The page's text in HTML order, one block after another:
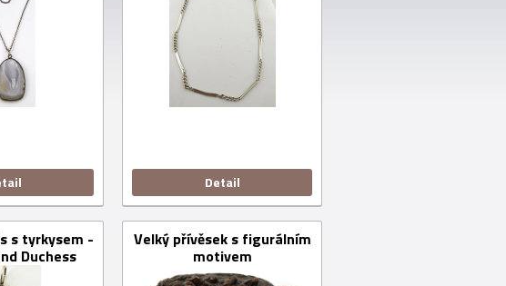
Detail
s tyrkysem -
Duchess
Velký přívěsek s figurálním
motivem